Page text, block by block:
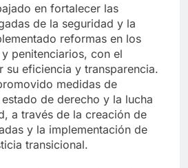
en fortalecer las
de la seguridad y la
reformas en los
penitenciarios, con el
su eficiencia y transparencia.
medidas de
de derecho y la lucha
a través de la creación de
y la implementación de
transicional.